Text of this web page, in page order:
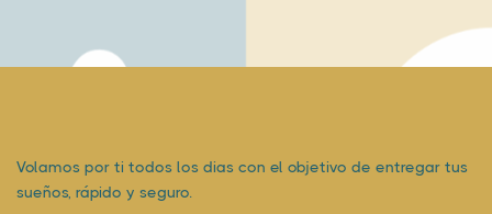
Volamos por ti todos los dias con el objetivo de entregar tus
sueños, rápido y seguro.